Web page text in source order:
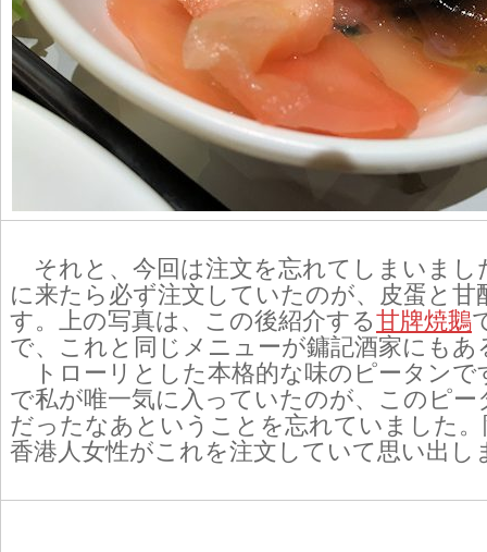
それと、今回は注文を忘れてしまいまし
に来たら必ず注文していたのが、皮蛋と甘
す。上の写真は、この後紹介する甘牌焼鵝
で、これと同じメニューが鏞記酒家にもあ
トローリとした本格的な味のピータンで
で私が唯一気に入っていたのが、このピー
だったなあということを忘れていました
香港人女性がこれを注文していて思い出し